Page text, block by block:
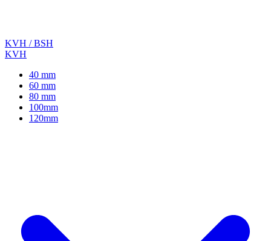
KVH / BSH
KVH
40 mm
60 mm
80 mm
100mm
120mm